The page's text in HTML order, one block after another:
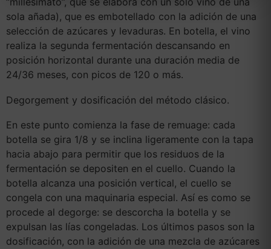
sola añada), que es embotellado con la adición de una
selección de azúcares y levaduras. En botella, el vino
realiza la segunda fermentación descansando en
posición horizontal durante una duración media de
24/36 meses, con picos de 120 o más.
Degorgement y dosificación del método clásico.
En este punto comienza la fase de remuage: cada
botella se gira 1/8 y se inclina ligeramente con la tapa
hacia abajo para permitir que los residuos de la
fermentación se depositen en el cuello. Cuando la
botella alcanza una posición vertical, el cuello se
congela con una maquinaria especial. Así es como se
procede al degorge: se descorcha la botella y se
expulsan las lías congeladas. Los últimos pasos son la
dosificación, con la adición de una mezcla de azúcares